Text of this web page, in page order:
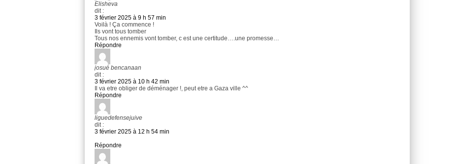
Elisheva
dit :
3 février 2025 à 9 h 57 min
Voilà ! Ça commence !
Ils vont tous tomber
Tous nos ennemis vont tomber, c est une certitude….une promesse…
Répondre
josué bencanaan
dit :
3 février 2025 à 10 h 42 min
Il va etre obliger de déménager !, peut etre a Gaza ville ^^
Répondre
liguedefensejuive
dit :
3 février 2025 à 12 h 54 min
Répondre